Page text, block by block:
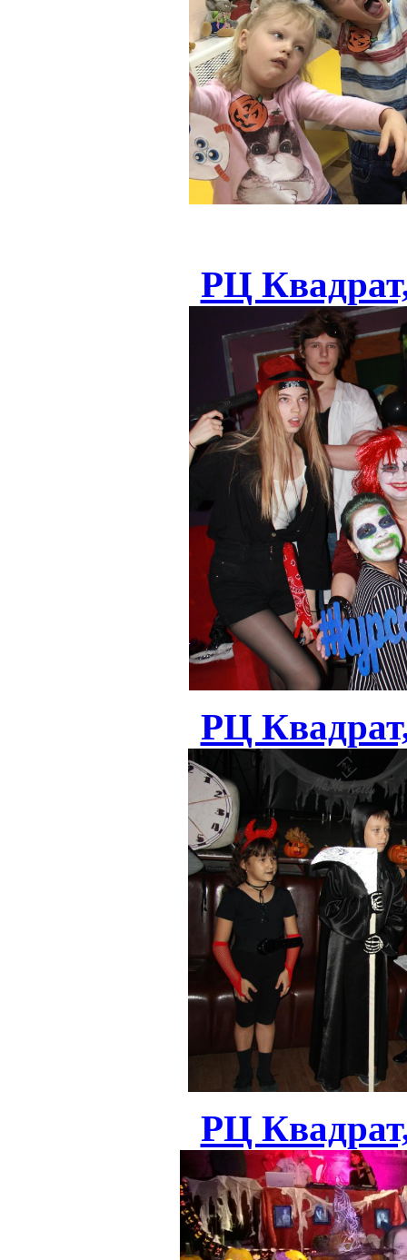
РЦ
РЦ
РЦ